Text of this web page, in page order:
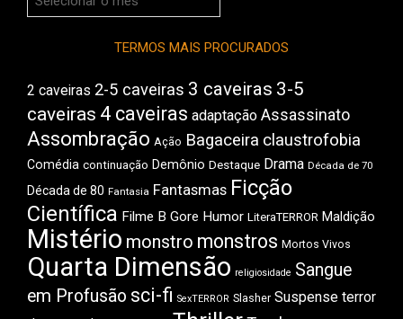
do
TERMOS MAIS PROCURADOS
2 caveiras 2-5 caveiras 3 caveiras 3-5
caveiras 4 caveiras adaptação Assassinato
Assombração Ação Bagaceira claustrofobia
Comédia continuação Demônio Destaque Drama Década de 70
Década de 80 Fantasia Fantasmas Ficção
Científica Filme B Gore Humor LiteraTERROR Maldição
Mistério monstro monstros Mortos Vivos
Quarta Dimensão religiosidade Sangue
em Profusão sci-fi SexTERROR Slasher Suspense terror